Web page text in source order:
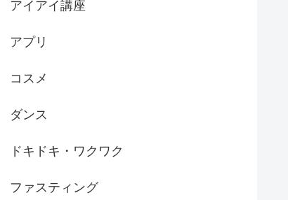
アイアイ講座
アプリ
コスメ
ダンス
ドキドキ・ワクワク
ファスティング